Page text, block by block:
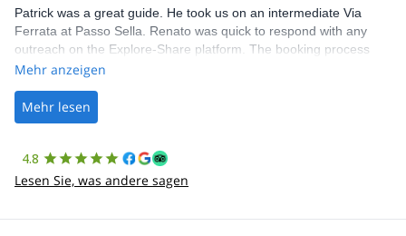
Patrick was a great guide. He took us on an intermediate Via
Ferrata at Passo Sella. Renato was quick to respond with any
outreach on the Explore-Share platform. The booking process
was straightforward, and once Patrick was confirmed, all went
the platform.
Mehr anzeigen
Mehr lesen
4.8
Lesen Sie, was andere sagen